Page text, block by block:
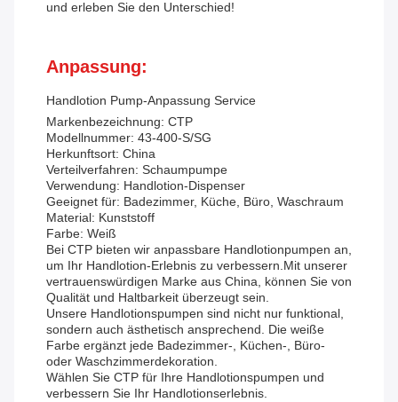
und erleben Sie den Unterschied!
Anpassung:
Handlotion Pump-Anpassung Service
Markenbezeichnung: CTP
Modellnummer: 43-400-S/SG
Herkunftsort: China
Verteilverfahren: Schaumpumpe
Verwendung: Handlotion-Dispenser
Geeignet für: Badezimmer, Küche, Büro, Waschraum
Material: Kunststoff
Farbe: Weiß
Bei CTP bieten wir anpassbare Handlotionpumpen an,
um Ihr Handlotion-Erlebnis zu verbessern.Mit unserer
vertrauenswürdigen Marke aus China, können Sie von
Qualität und Haltbarkeit überzeugt sein.
Unsere Handlotionspumpen sind nicht nur funktional,
sondern auch ästhetisch ansprechend. Die weiße
Farbe ergänzt jede Badezimmer-, Küchen-, Büro-
oder Waschzimmerdekoration.
Wählen Sie CTP für Ihre Handlotionspumpen und
verbessern Sie Ihr Handlotionserlebnis.